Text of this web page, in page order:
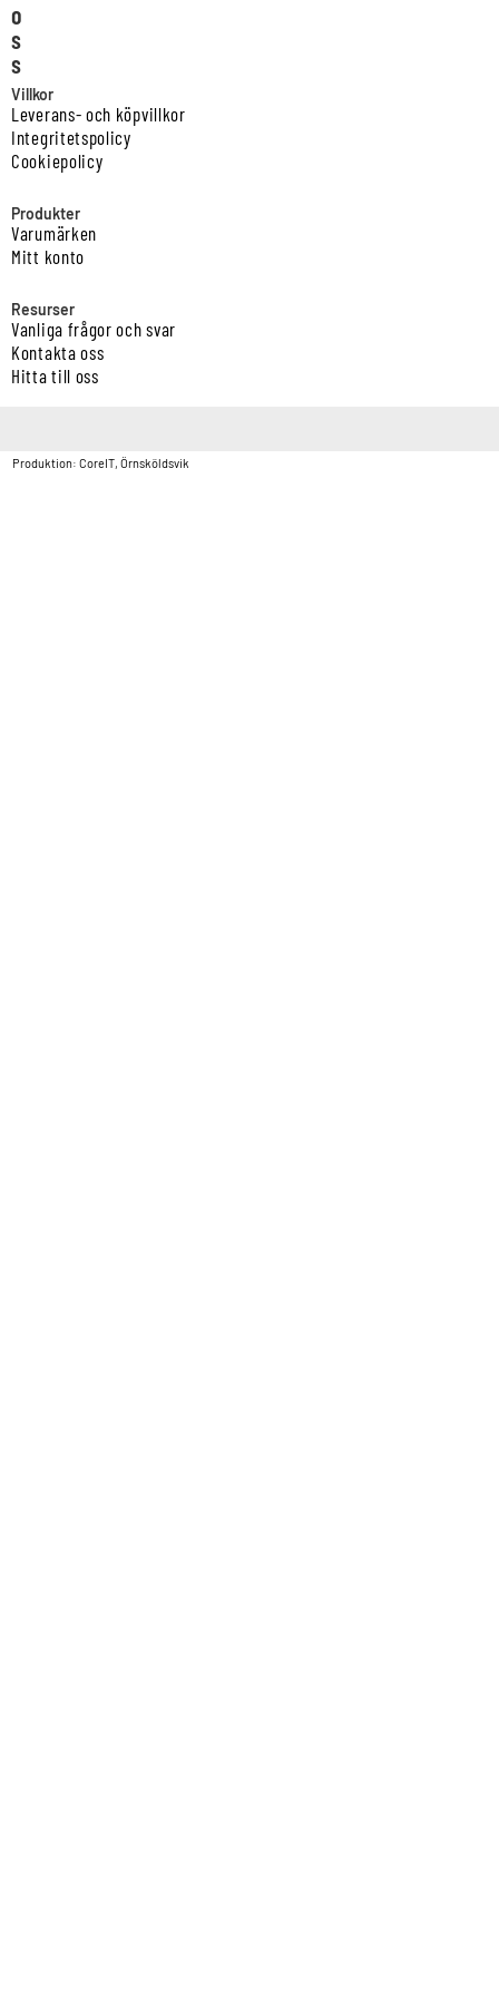
o
s
s
Villkor
Leverans- och köpvillkor
Integritetspolicy
Cookiepolicy
Produkter
Varumärken
Mitt konto
Resurser
Vanliga frågor och svar
Kontakta oss
Hitta till oss
Produktion: CoreIT, Örnsköldsvik